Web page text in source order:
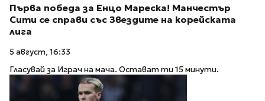
Първа победа за Енцо Мареска! Манчестър
Сити се справи със Звездите на корейската
лига
5 август, 16:33
Гласувай за Играч на мача. Остават ти 15 минути.